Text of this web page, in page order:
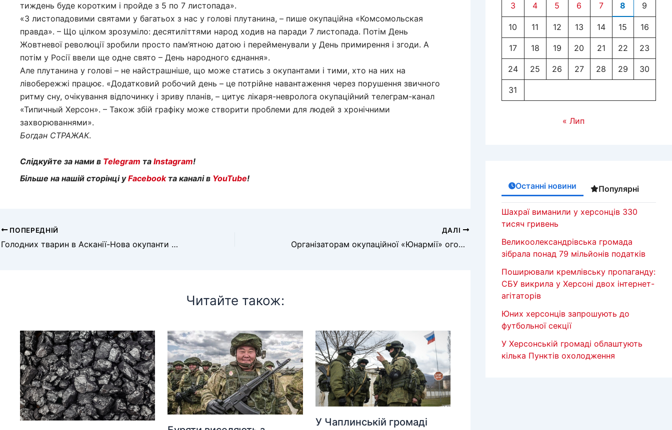
тиждень буде коротким і пройде з 5 по 7 листопада».
«З листопадовими святами у багатьох з нас у голові плутанина, – пише окупаційна «Комсомольская
правда». – Що цілком зрозуміло: десятиліттями народ ходив на паради 7 листопада. Потім День
Жовтневої революції зробили просто пам’ятною датою і перейменували у День примирення і згоди. А
потім у Росії ввели ще одне свято – День народного єднання».
Але плутанина у голові – не найстрашніше, що може статись з окупантами і тими, хто на них на
лівобережжі працює. «Додатковий робочий день – це потрійне навантаження через порушення звичного
ритму сну, очікування відпочинку і зриву планів, – цитує лікаря-невролога окупаційний телеграм-канал
«Типичный Херсон». – Також збій графіку може створити проблеми для людей з хронічними
захворюваннями».
Богдан СТРАЖАК.
Слідкуйте за нами в Telegram та Instagram!
Більше на нашій сторінці уFacebookта каналі в YouTube!
ПОПЕРЕДНІЙ
Голодних тварин в Асканії-Нова окупанти доручили нагодувати школярам
ДАЛІ
Організаторам окупаційної «Юнармії» оголошено підозру
Читайте також:
У Чаплинській громаді
3 4 5 6 7 8 9
10 11 12 13 14 15 16
17 18 19 20 21 22 23
24 25 26 27 28 29 30
31
« Лип
Останні новини Популярні
Шахраї виманили у херсонців 330
тисяч гривень
Великоолександрівська громада
зібрала понад 79 мільйонів податків
Поширювали кремлівську пропаганду:
СБУ викрила у Херсоні двох інтернет-
агітаторів
Юних херсонців запрошують до
футбольної секції
У Херсонській громаді облаштують
кілька Пунктів охолодження